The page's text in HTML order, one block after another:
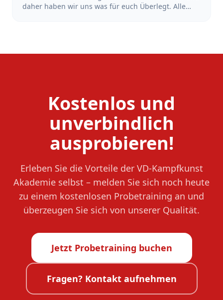
daher haben wir uns was für euch Überlegt. Alle
wegen der Ferien und Starte dein Training jetzt!
Kostenlos und
unverbindlich
ausprobieren!
Erleben Sie die Vorteile der VD-Kampfkunst
Akademie selbst – melden Sie sich noch heute
zu einem kostenlosen Probetraining an und
überzeugen Sie sich von unserer Qualität.
Jetzt Probetraining buchen
Fragen? Kontakt aufnehmen